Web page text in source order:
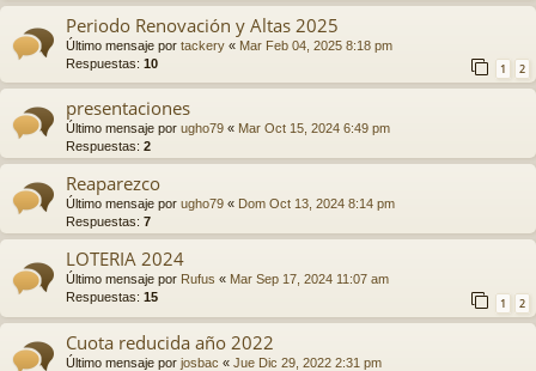
Periodo Renovación y Altas 2025
Último mensaje por tackery « Mar Feb 04, 2025 8:18 pm
Respuestas: 10 1 2
presentaciones
Último mensaje por ugho79 « Mar Oct 15, 2024 6:49 pm
Respuestas: 2
Reaparezco
Último mensaje por ugho79 « Dom Oct 13, 2024 8:14 pm
Respuestas: 7
LOTERIA 2024
Último mensaje por Rufus « Mar Sep 17, 2024 11:07 am
Respuestas: 15 1 2
Cuota reducida año 2022
Último mensaje por josbac « Jue Dic 29, 2022 2:31 pm